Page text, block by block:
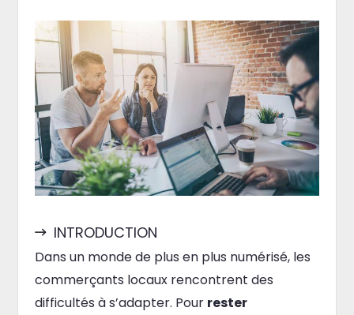
INTRODUCTION
Dans un monde de plus en plus numérisé, les
commerçants locaux rencontrent des
difficultés à s’adapter. Pour rester